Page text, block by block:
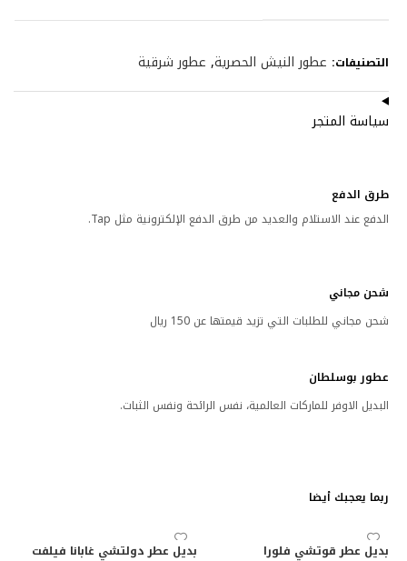
التصنيفات: عطور النيش الحصرية, عطور شرقية
سياسة المتجر
طرق الدفع
الدفع عند الاستلام والعديد من طرق الدفع الإلكترونية مثل Tap.
شحن مجاني
شحن مجاني للطلبات التي تزيد قيمتها عن 150 ريال
عطور بوسلطان
البديل الاوفر للماركات العالمية، نفس الرائحة ونفس الثبات.
ربما يعجبك أيضا
بديل عطر قوتشي فلورا بديل عطر دولتشي غابانا فيلفت